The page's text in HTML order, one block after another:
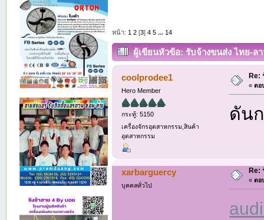
หน้า: 1 2[3] 4 5 ... 14
ผู้เขียนหัวข้อ: รับจ้างขนส่ง ไทย-ล
coolprodee1
Hero Member
กระทู้: 5150
เครื่องจักรอุตสาหกรรม,สินค้า
อุตสาหกรรม
Re:
« ตอ
ดัน
xarbarguercy
บุคคลทั่วไป
Re:
« ตอ